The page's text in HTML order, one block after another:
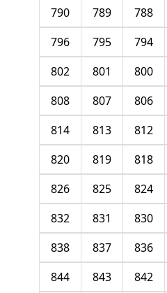
788
789
790
794
795
796
800
801
802
806
807
808
812
813
814
818
819
820
824
825
826
830
831
832
836
837
838
842
843
844